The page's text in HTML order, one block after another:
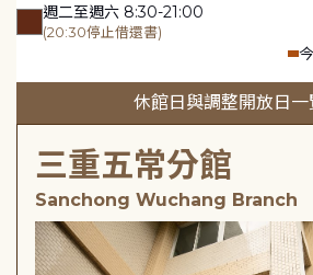
週二至週六 8:30-21:00
(20:30停止借還書)
休館日與調整開放日一
三重五常分館
Sanchong Wuchang Branch